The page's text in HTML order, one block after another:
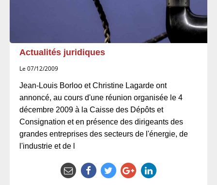
Actualités juridiques
Le 07/12/2009
Jean-Louis Borloo et Christine Lagarde ont
annoncé, au cours d'une réunion organisée le 4
décembre 2009 à la Caisse des Dépôts et
Consignation et en présence des dirigeants des
grandes entreprises des secteurs de l'énergie, de
l'industrie et de l